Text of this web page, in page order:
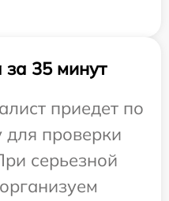
35 минут
приедет по
для проверки
серьезной